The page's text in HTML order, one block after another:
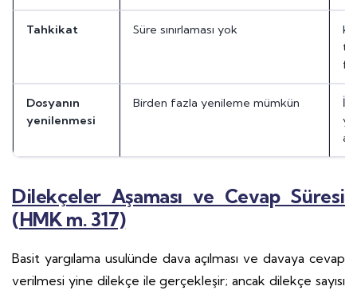
Tahkikat Süre sınırlaması yok
Dosyanın
yenilenmesi
Birden fazla yenileme mümkün
Dilekçeler Aşaması ve Cevap Süresi
(HMK m. 317)
Basit yargılama usulünde dava açılması ve davaya cevap
verilmesi yine dilekçe ile gerçekleşir; ancak dilekçe sayısı